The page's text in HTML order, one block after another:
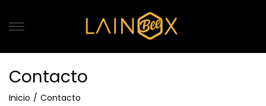
Contacto
Inicio / Contacto